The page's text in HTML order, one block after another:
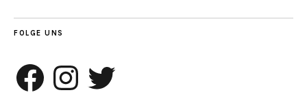
FOLGE UNS
Facebook InstagramTwitter